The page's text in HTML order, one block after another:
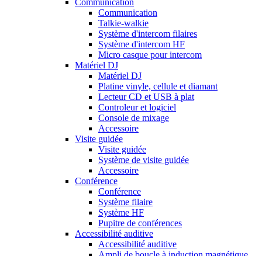
Communication
Communication
Talkie-walkie
Système d'intercom filaires
Système d'intercom HF
Micro casque pour intercom
Matériel DJ
Matériel DJ
Platine vinyle, cellule et diamant
Lecteur CD et USB à plat
Controleur et logiciel
Console de mixage
Accessoire
Visite guidée
Visite guidée
Système de visite guidée
Accessoire
Conférence
Conférence
Système filaire
Système HF
Pupitre de conférences
Accessibilité auditive
Accessibilité auditive